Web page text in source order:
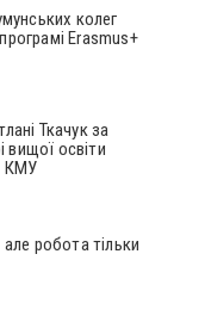
колег
Erasmus+
Ткачук за
вищої освіти
КМУ
робота тільки